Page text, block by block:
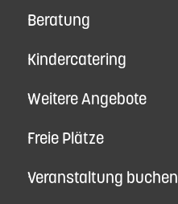
Beratung
Kindercatering
Weitere Angebote
Freie Plätze
Veranstaltung buchen